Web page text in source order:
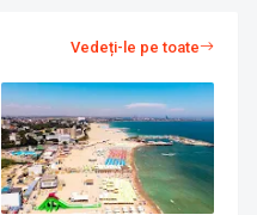
Vedeți-le pe toate